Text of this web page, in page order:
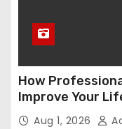
How
Improve Your
Aug 1, 2026